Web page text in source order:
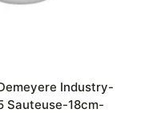
Industry-
Sauteuse-18cm-